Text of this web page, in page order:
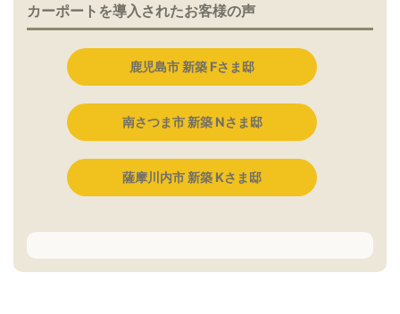
カーポートを導入されたお客様の声
鹿児島市 新築 Fさま邸
南さつま市 新築 Nさま邸
薩摩川内市 新築 Kさま邸